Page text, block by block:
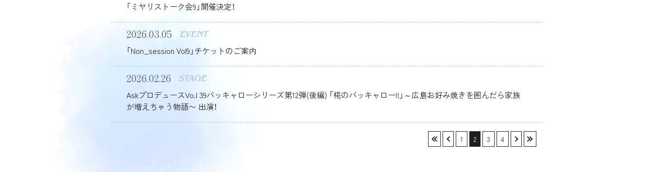
「ミヤリストーク会9」開催決定！
2026.03.05 EVENT
「Non_session Vol9」チケットのご案内
2026.02.26 STAGE
AskプロデュースVo.l 39バッキャローシリーズ第12弾(後編) 「椛のバッキャロー!!」～広島お好み焼きを囲んだら家族
が増えちゃう物語〜 出演！
« ‹ 1 2 3 4 › »